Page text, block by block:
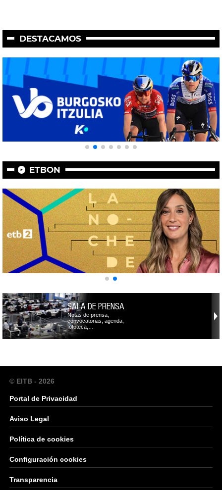
DESTACAMOS
ETBON
SALA DE PRENSA
Notas de prensa,
convocatorias, agenda,
fototeca,…
© EITB - 2026
Portal de Privacidad
Aviso Legal
Política de cookies
Configuración cookies
Transparencia